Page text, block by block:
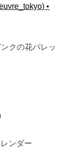
•
クの花パレッ
ンダー